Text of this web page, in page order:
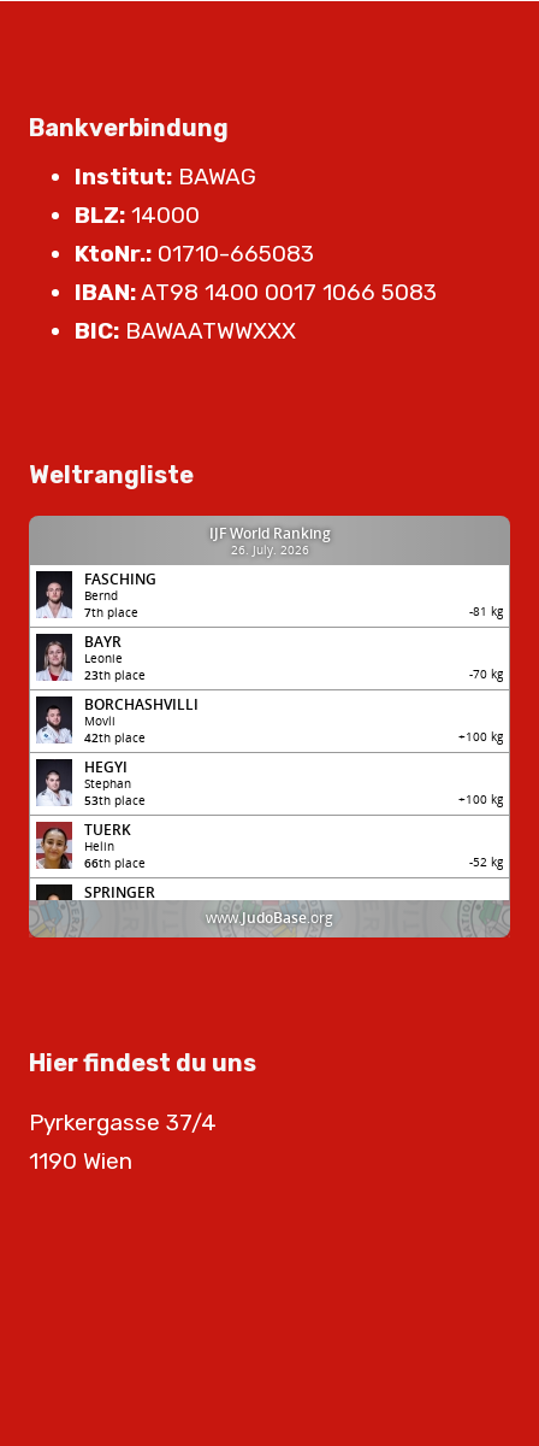
Bankverbindung
Institut: BAWAG
BLZ: 14000
KtoNr.: 01710-665083
IBAN:AT98 1400 0017 1066 5083
BIC: BAWAATWWXXX
Weltrangliste
Hier findest du uns
Pyrkergasse 37/4
1190 Wien